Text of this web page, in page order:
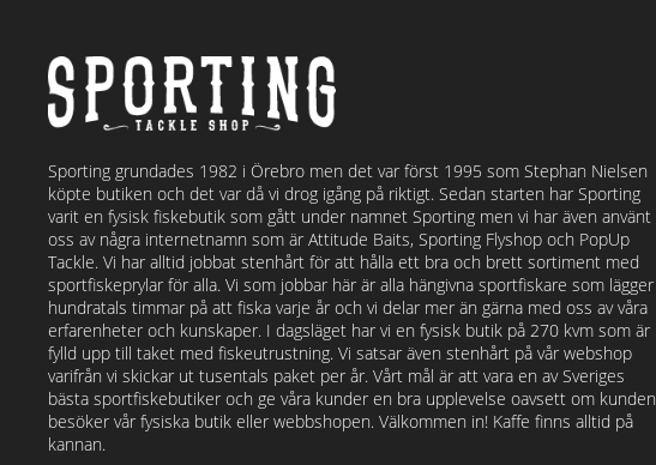
Sporting grundades 1982 i Örebro men det var först 1995 som Stephan Nielsen
köpte butiken och det var då vi drog igång på riktigt. Sedan starten har Sporting
varit en fysisk fiskebutik som gått under namnet Sporting men vi har även använt
oss av några internetnamn som är Attitude Baits, Sporting Flyshop och PopUp
Tackle. Vi har alltid jobbat stenhårt för att hålla ett bra och brett sortiment med
sportfiskeprylar för alla. Vi som jobbar här är alla hängivna sportfiskare som lägger
hundratals timmar på att fiska varje år och vi delar mer än gärna med oss av våra
erfarenheter och kunskaper. I dagsläget har vi en fysisk butik på 270 kvm som är
fylld upp till taket med fiskeutrustning. Vi satsar även stenhårt på vår webshop
varifrån vi skickar ut tusentals paket per år. Vårt mål är att vara en av Sveriges
bästa sportfiskebutiker och ge våra kunder en bra upplevelse oavsett om kunden
besöker vår fysiska butik eller webbshopen. Välkommen in! Kaffe finns alltid på
kannan.